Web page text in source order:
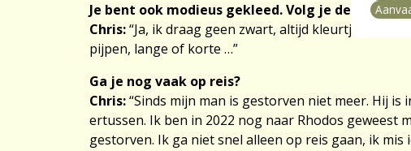
Je bent ook modieus gekleed. Volg je de mode?
Chris:“Ja, ik draag geen zwart, altijd kleurtjes. Ik
pijpen, lange of korte …”
Ga je nog vaak op reis?
Chris:“Sinds mijn man is gestorven niet meer. Hij
ertussen. Ik ben in 2022 nog naar Rhodos geweest
gestorven. Ik ga niet snel alleen op reis gaan, ik mis